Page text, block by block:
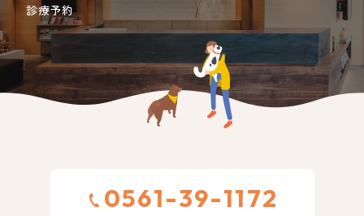
診療予約
0561-39-1172